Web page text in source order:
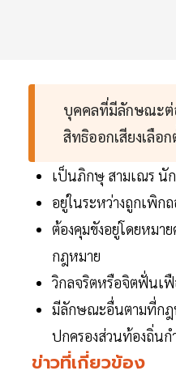
บุคคลที่มีลักษณะต่
สิทธิออกเสียงเลือ
เป็นภิกษุ สามเณร นั
อยู่ในระหว่างถูกเพิก
ต้องคุมขังอยู่โดยหมา
กฎหมาย
วิกลจริตหรือจิตฟั่นเ
มีลักษณะอื่นตามที่กฎห
ปกครองส่วนท้องถิ่น
ข่าวที่เกี่ยวข้อง